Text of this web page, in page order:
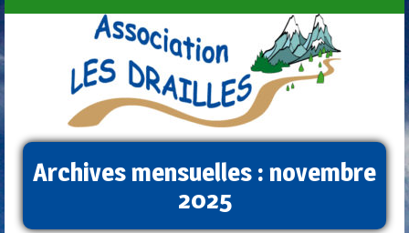
Archives mensuelles : novembre
2025